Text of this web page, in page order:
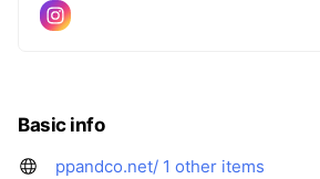
Basic info
ppandco.net/ 1 other items